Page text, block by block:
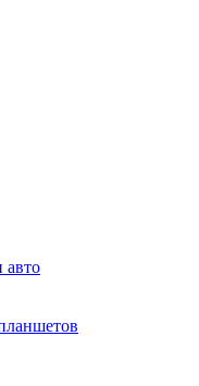
авто